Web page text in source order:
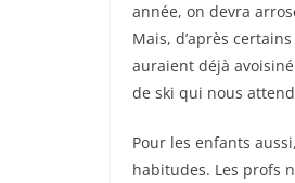
année, on devra
Mais, d’après
auraient déjà
de ski qui nous
Pour les enfants
habitudes. Les profs